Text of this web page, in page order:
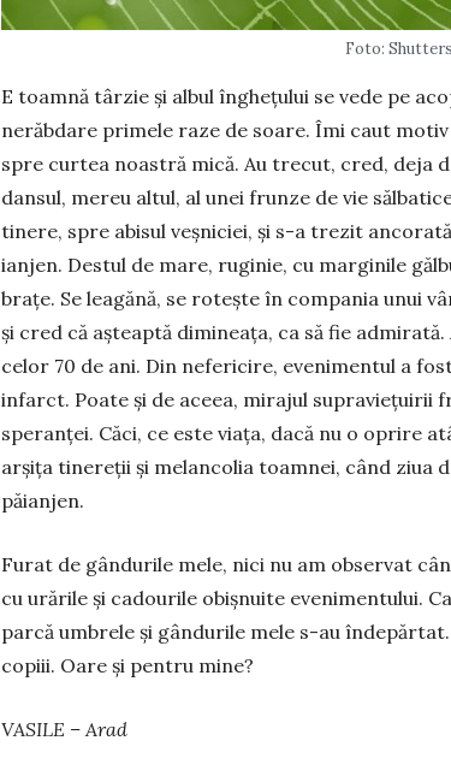
Foto:
E toamnă târzie și albul în­ghe­țului se vede pe
nerăb­da­re primele raze de soare. Îmi caut
spre curtea noastră mică. Au trecut, cred, deja
dansul, mereu altul, al unei frunze de vie
tinere, spre abisul veșniciei, și s-a trezit
ianjen. Destul de mare, ruginie, cu mar­ginile
brațe. Se leagănă, se rotește în compania unui
și cred că așteaptă dimineața, ca să fie
celor 70 de ani. Din ne­fe­ricire, evenimentul a
infarct. Poate și de aceea, mi­rajul supraviețuirii
speranței. Căci, ce este viața, dacă nu o opri­re
arșița tine­reții și melancolia toamnei, când ziua
păianjen.
Furat de gândurile mele, nici nu am observat
cu ură­rile și cadourile obișnuite evenimentului.
parcă um­brele și gândurile mele s-au
copiii. Oare și pentru mi­ne?
VASILE – Arad